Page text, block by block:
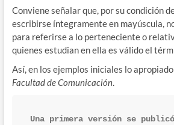
Conviene señalar que, por su condición
escribirse íntegramente en mayúscula,
para referirse a lo perteneciente o
quienes estudian en ella es válido el
Así, en los ejemplos iniciales lo
Facultad de Comunicación.
Una primera versión se